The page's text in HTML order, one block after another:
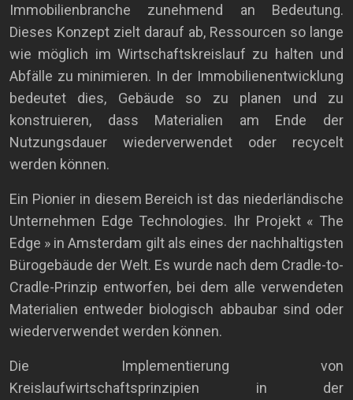
Immobilienbranche zunehmend an Bedeutung.
Dieses Konzept zielt darauf ab, Ressourcen so lange
wie möglich im Wirtschaftskreislauf zu halten und
Abfälle zu minimieren. In der Immobilienentwicklung
bedeutet dies, Gebäude so zu planen und zu
konstruieren, dass Materialien am Ende der
Nutzungsdauer wiederverwendet oder recycelt
werden können.
Ein Pionier in diesem Bereich ist das niederländische
Unternehmen Edge Technologies. Ihr Projekt « The
Edge » in Amsterdam gilt als eines der nachhaltigsten
Bürogebäude der Welt. Es wurde nach dem Cradle-to-
Cradle-Prinzip entworfen, bei dem alle verwendeten
Materialien entweder biologisch abbaubar sind oder
wiederverwendet werden können.
Die Implementierung von
Kreislaufwirtschaftsprinzipien in der